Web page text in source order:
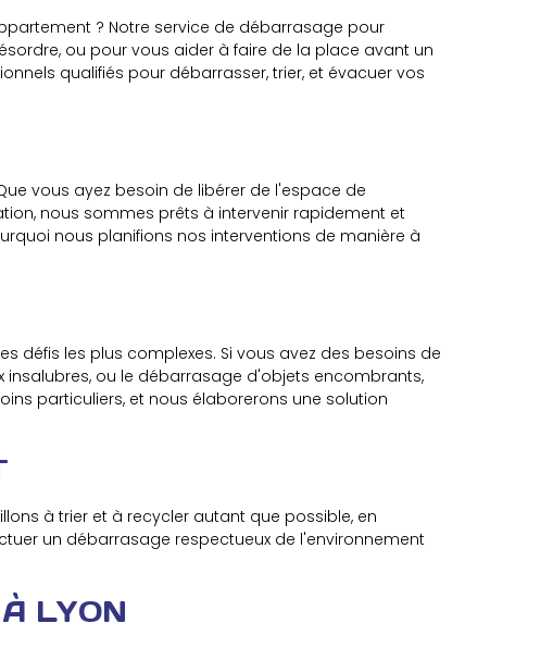
? Notre service de débarrasage pour
ou pour vous aider à faire de la place avant un
qualifiés pour débarrasser, trier, et évacuer vos
vous ayez besoin de libérer de l'espace de
nous sommes prêts à intervenir rapidement et
nous planifions nos interventions de manière à
défis les plus complexes. Si vous avez des besoins de
ou le débarrasage d'objets encombrants,
particuliers, et nous élaborerons une solution
à trier et à recycler autant que possible, en
un débarrasage respectueux de l'environnement
LYON